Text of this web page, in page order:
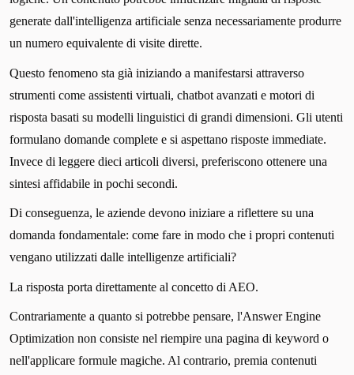
generate dall'intelligenza artificiale senza necessariamente produrre
un numero equivalente di visite dirette.
Questo fenomeno sta già iniziando a manifestarsi attraverso
strumenti come assistenti virtuali, chatbot avanzati e motori di
risposta basati su modelli linguistici di grandi dimensioni. Gli utenti
formulano domande complete e si aspettano risposte immediate.
Invece di leggere dieci articoli diversi, preferiscono ottenere una
sintesi affidabile in pochi secondi.
Di conseguenza, le aziende devono iniziare a riflettere su una
domanda fondamentale: come fare in modo che i propri contenuti
vengano utilizzati dalle intelligenze artificiali?
La risposta porta direttamente al concetto di AEO.
Contrariamente a quanto si potrebbe pensare, l'Answer Engine
Optimization non consiste nel riempire una pagina di keyword o
nell'applicare formule magiche. Al contrario, premia contenuti